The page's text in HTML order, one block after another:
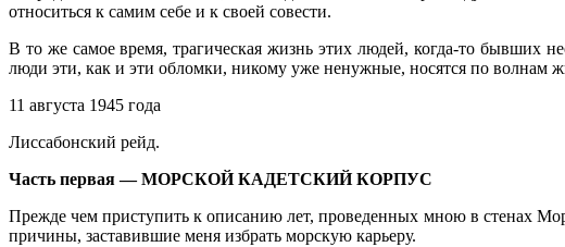
относиться к са­мим себе и к своей совести.
В то же самое время, трагическая жизнь этих людей, когда-то бывших
люди эти, как и эти обломки, никому уже ненужные, носятся по волнам
11 августа 1945 года
Лиссабонский рейд.
Часть первая — МОРСКОЙ КАДЕТСКИЙ КОРПУС
Прежде чем приступить к описанию лет, проведенных мною в стенах
причины, заставившие ме­ня избрать морскую карьеру.